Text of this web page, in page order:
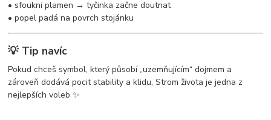
• sfoukni plamen → tyčinka začne doutnat
• popel padá na povrch stojánku
💡 Tip navíc
Pokud chceš symbol, který působí „uzemňujícím“ dojmem a
zároveň dodává pocit stability a klidu, Strom života je jedna z
nejlepších voleb ✨